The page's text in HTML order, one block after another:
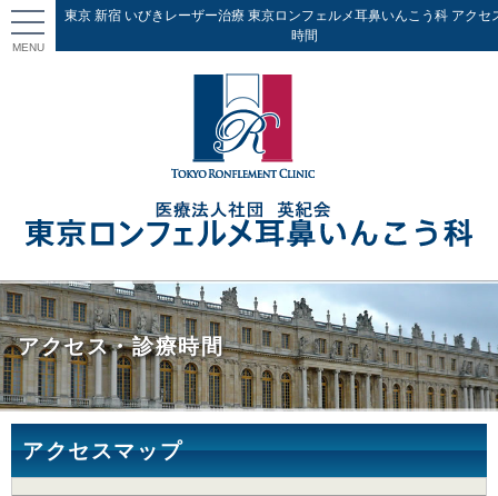
MENU
東京 新宿 いびきレーザー治療 東京ロンフェルメ耳鼻いんこう科 アクセ
時間
アクセス・診療時間
アクセスマップ